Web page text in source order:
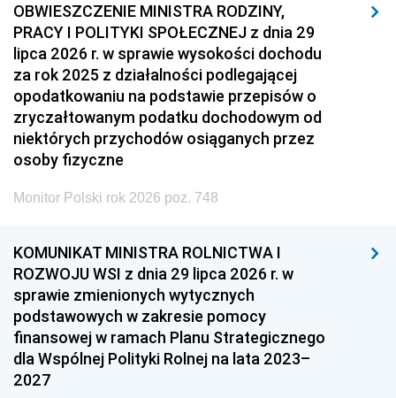
OBWIESZCZENIE MINISTRA RODZINY,
PRACY I POLITYKI SPOŁECZNEJ z dnia 29
lipca 2026 r. w sprawie wysokości dochodu
za rok 2025 z działalności podlegającej
opodatkowaniu na podstawie przepisów o
zryczałtowanym podatku dochodowym od
niektórych przychodów osiąganych przez
osoby fizyczne
Monitor Polski rok 2026 poz. 748
KOMUNIKAT MINISTRA ROLNICTWA I
ROZWOJU WSI z dnia 29 lipca 2026 r. w
sprawie zmienionych wytycznych
podstawowych w zakresie pomocy
finansowej w ramach Planu Strategicznego
dla Wspólnej Polityki Rolnej na lata 2023–
2027